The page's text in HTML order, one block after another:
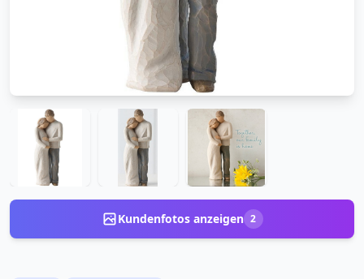
Kundenfotos anzeigen 2